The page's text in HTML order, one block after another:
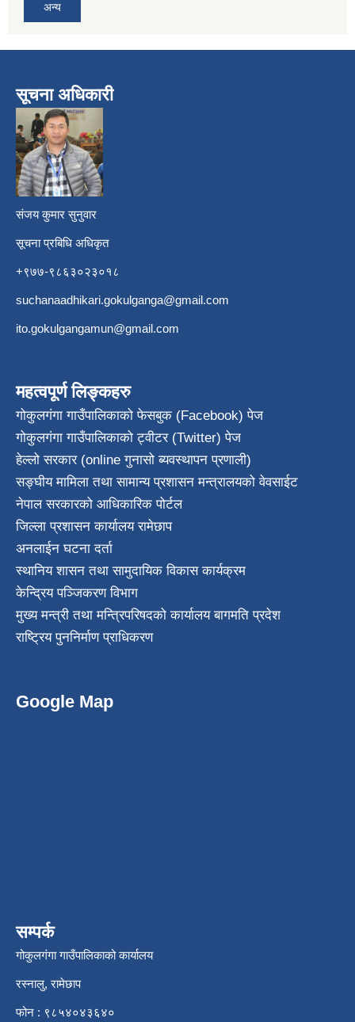
अन्य
सूचना अधिकारी
संजय कुमार सुनुवार
सूचना प्रबिधि अधिकृत
+९७७-९८६३०२३०१८
suchanaadhikari.gokulganga@gmail.com
ito.gokulgangamun@gmail.com
महत्वपूर्ण लिङ्कहरु
गोकुलगंगा गाउँपालिकाको फेसबुक (Facebook) पेज
गोकुलगंगा गाउँपालिकाको ट्वीटर (Twitter) पेज
हेल्लो सरकार (online गुनासो ब्यवस्थापन प्रणाली)
सङ्घीय मामिला तथा सामान्य प्रशासन मन्त्रालयको वेवसाईट
नेपाल सरकारको आधिकारिक पोर्टल
जिल्ला प्रशासन कार्यालय रामेछाप
अनलाईन घटना दर्ता
स्थानिय शासन तथा सामुदायिक विकास कार्यक्रम
केन्द्रिय पञ्जिकरण विभाग
मुख्य मन्त्री तथा मन्त्रिपरिषदको कार्यालय बागमति प्रदेश
राष्ट्रिय पुननिर्माण प्राधिकरण
Google Map
सम्पर्क
गोकुलगंगा गाउँपालिकाको कार्यालय
रस्नालु, रामेछाप
फोन : ९८५४०४३६४०